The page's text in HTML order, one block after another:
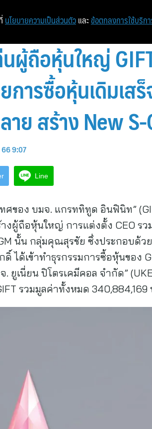
หน้าแรก ท่องเที่ยว
ผู้ถือหุ้นใหญ่
ยการซื้อหุ้นเดิมเ
ย สร้าง New
9:07
Line
ศของ บมจ. แกรททิทูด อินฟินิท”
างผู้ถือหุ้นใหญ่ การแต่งตั้ง CEO ร
นั้น กลุ่มคุณสุรชัย ซึ่งประกอบด้ว
ดิ์ ได้เข้าทำธุรกรรมการซื้อหุ้นของ
ยูเนี่ยน ปิโตรเคมีคอล จำกัด”
รวมมูลค่าทั้งหมด 340,884,169
นโยบายความเป็นส่วนตัว และ ข้อตกลงการใช้บริก